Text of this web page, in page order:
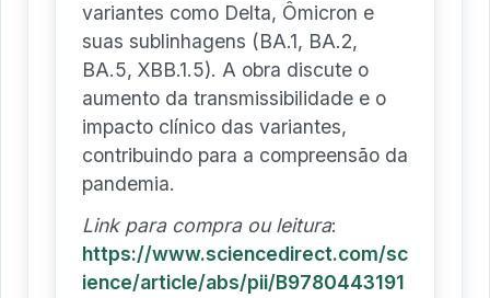
variantes como Delta, Ômicron e
suas sublinhagens (BA.1, BA.2,
BA.5, XBB.1.5). A obra discute o
aumento da transmissibilidade e o
impacto clínico das variantes,
contribuindo para a compreensão da
pandemia.
Link para compra ou leitura:
https://www.sciencedirect.com/sc
ience/article/abs/pii/B9780443191